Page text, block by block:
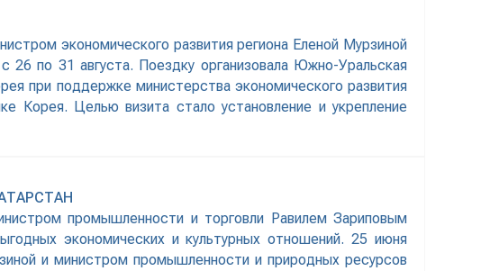
экономического развития региона Еленой Мурзиной
по 31 августа. Поездку организовала Южно-Уральская
при поддержке министерства экономического развития
Корея. Целью визита стало установление и укрепление
промышленности и торговли Равилем Зариповым
экономических и культурных отношений. 25 июня
и министром промышленности и природных ресурсов